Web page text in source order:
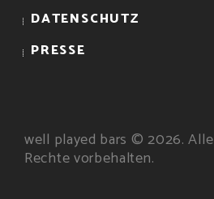
DATENSCHUTZ
PRESSE
well played bars © 2026. Alle
Rechte vorbehalten.